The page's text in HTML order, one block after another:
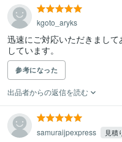
kgoto_aryks
迅速にご対応いただきまし
しています。
参考になった
出品者からの返信を読む
samuraijpexpress 見積